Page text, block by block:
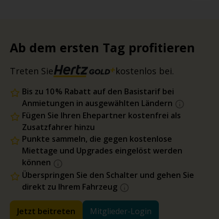
Ab dem ersten Tag profitieren
Treten Sie kostenlos bei.
Bis zu 10 % Rabatt auf den Basistarif bei
Anmietungen in ausgewählten Ländern
Fügen Sie Ihren Ehepartner kostenfrei als
Zusatzfahrer hinzu
Punkte sammeln, die gegen kostenlose
Miettage und Upgrades eingelöst werden
können
Überspringen Sie den Schalter und gehen Sie
direkt zu Ihrem Fahrzeug
Jetzt beitreten Mitglieder-Login